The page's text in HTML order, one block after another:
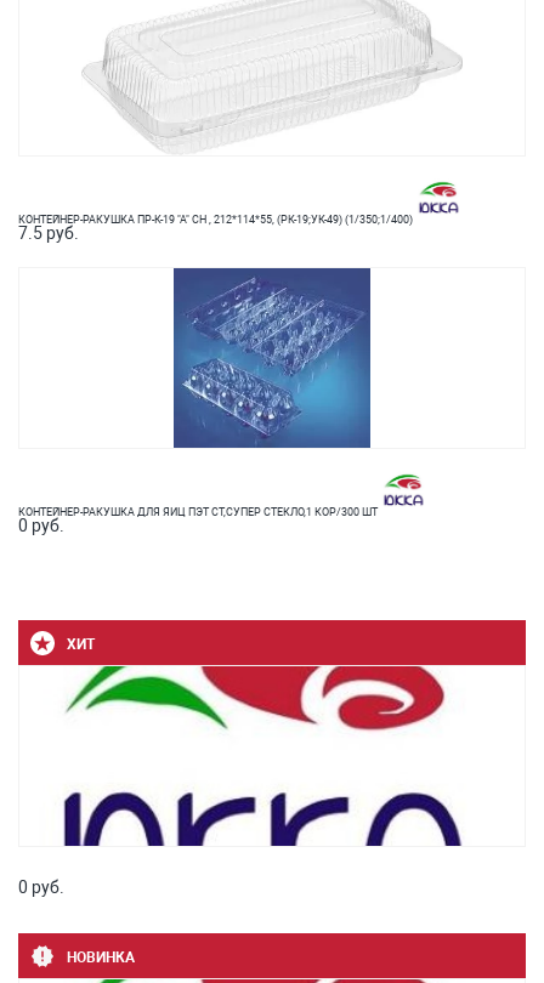
КОНТЕЙНЕР-РАКУШКА ПР-К-19 "А" СН , 212*114*55, (РК-19;УК-49) (1/350;1/400)
7.5 руб.
КОНТЕЙНЕР-РАКУШКА ДЛЯ ЯИЦ ПЭТ СТ,СУПЕР СТЕКЛО,1 КОР/300 ШТ
0 руб.
ХИТ
0 руб.
НОВИНКА